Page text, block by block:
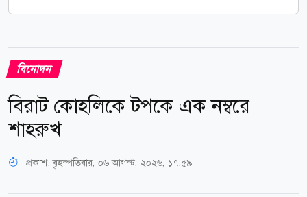
বিনোদন
বিরাট কোহলিকে টপকে এক নম্বরে
শাহরুখ
প্রকাশ:বৃহস্পতিবার, ০৬ আগস্ট, ২০২৬, ১৭:৫৯